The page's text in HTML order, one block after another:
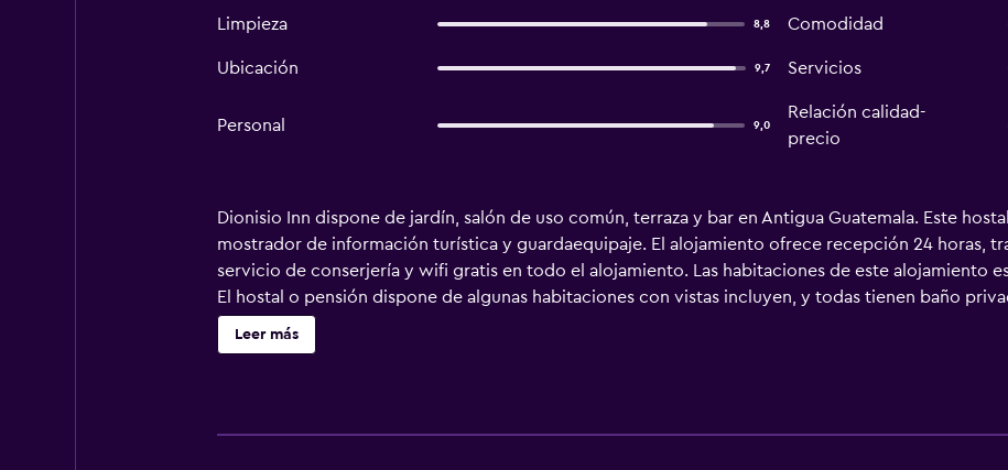
Limpieza 8,8 Comodidad
Ubicación 9,7 Servicios
Personal 9,0
Relación calidad-
precio
Dionisio Inn dispone de jardín, salón de uso común, terraza y bar en Antigua Guatemala. Este
mostrador de información turística y guardaequipaje. El alojamiento ofrece recepción 24 horas,
servicio de conserjería y wifi gratis en todo el alojamiento. Las habitaciones de este alojamiento
El hostal o pensión dispone de algunas habitaciones con vistas incluyen, y todas tienen baño
32 km del alojamiento, y Palacio Nacional de la Cultura está a 38 km. El aeropuerto (Aeropuerto
Leer más